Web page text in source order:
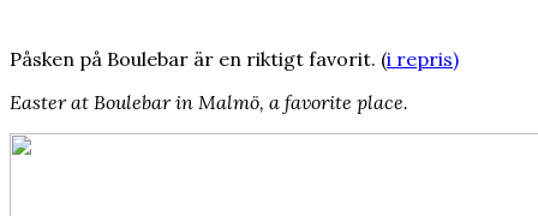
Påsken på Boulebar är en riktigt favorit. (i repris)
Easter at Boulebar in Malmö, a favorite place.